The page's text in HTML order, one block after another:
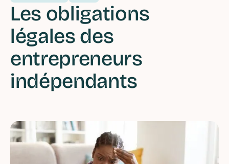
Les obligations
légales des
entrepreneurs
indépendants